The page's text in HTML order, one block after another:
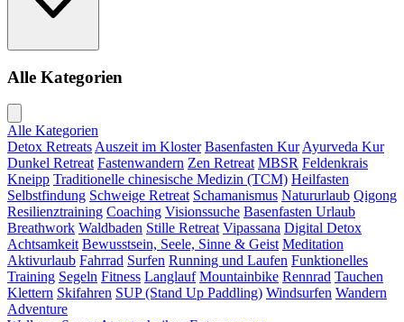
Alle Kategorien
Alle Kategorien
Detox Retreats Auszeit im Kloster Basenfasten Kur Ayurveda Kur
Dunkel Retreat Fastenwandern Zen Retreat MBSR Feldenkrais
Kneipp Traditionelle chinesische Medizin (TCM) Heilfasten
Selbstfindung Schweige Retreat Schamanismus Natururlaub Qigong
Resilienztraining Coaching Visionssuche Basenfasten Urlaub
Breathwork Waldbaden Stille Retreat Vipassana Digital Detox
Achtsamkeit Bewusstsein, Seele, Sinne & Geist Meditation
Aktivurlaub Fahrrad Surfen Running und Laufen Funktionelles
Training Segeln Fitness Langlauf Mountainbike Rennrad Tauchen
Klettern Skifahren SUP (Stand Up Paddling) Windsurfen Wandern
Adventure